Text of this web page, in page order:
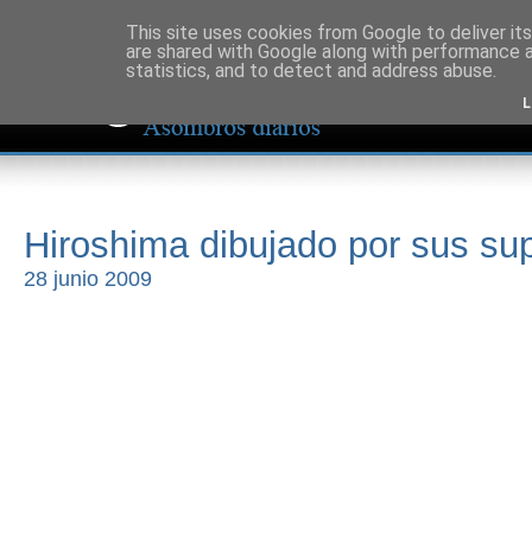
Hiroshima dibujado por sus
28 junio 2009
This site uses cookies from Google to deliver
are shared with Google along with
statistics, and to detect and address abuse.